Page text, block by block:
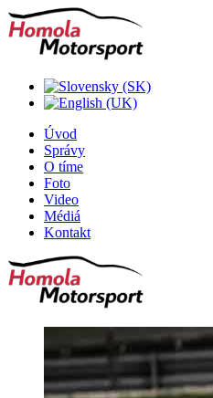
Úvod
Správy
O tíme
Foto
Video
Médiá
Kontakt